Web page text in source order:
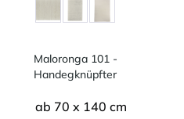
Maloronga 101 -
Handegknüpfter
ab 70 x 140 cm